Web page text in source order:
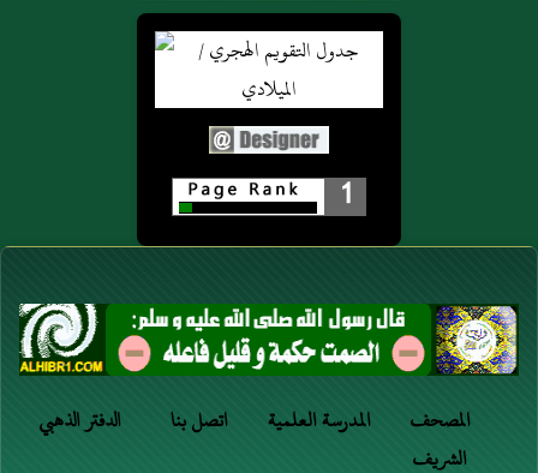
1
الدفتر الذهبي اتصل بنا المدرسة العلمية
المصحف
الشريف